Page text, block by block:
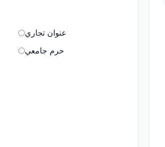
عنوان تجاري
حرم جامعي